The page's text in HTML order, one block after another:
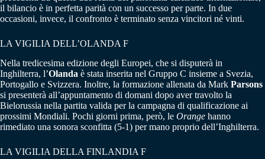
il bilancio è in perfetta parità con un successo per parte. In due
occasioni, invece, il confronto è terminato senza vincitori né vinti.
LA VIGILIA DELL’OLANDA F
Nella tredicesima edizione degli Europei, che si disputerà in
Inghilterra, l’Olanda è stata inserita nel Gruppo C insieme a Svezia,
Portogallo e Svizzera. Inoltre, la formazione allenata da Mark Parsons
si presenterà all’appuntamento di domani dopo aver travolto la
Bielorussia nella partita valida per la campagna di qualificazione ai
prossimi Mondiali. Pochi giorni prima, però, le Orange hanno
rimediato una sonora sconfitta (5-1) per mano proprio dell’Inghilterra.
LA VIGILIA DELLA FINLANDIA F